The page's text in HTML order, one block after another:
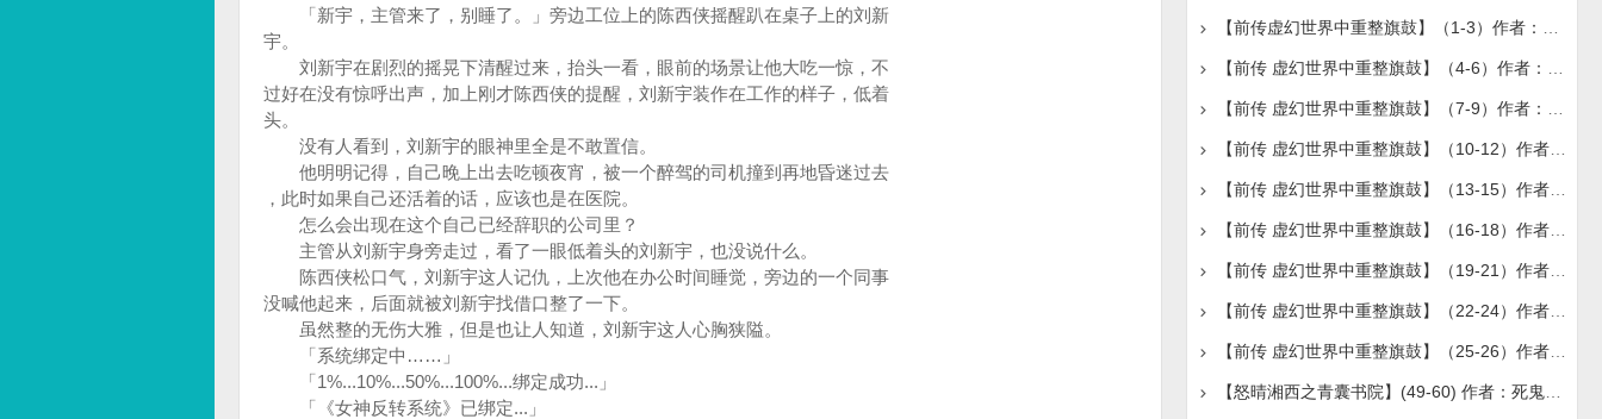
「新宇，主管来了，别睡了。」旁边工位上的陈西侠摇醒趴在桌子上的刘新
宇。
刘新宇在剧烈的摇晃下清醒过来，抬头一看，眼前的场景让他大吃一惊，不
过好在没有惊呼出声，加上刚才陈西侠的提醒，刘新宇装作在工作的样子，低着
头。
没有人看到，刘新宇的眼神里全是不敢置信。
他明明记得，自己晚上出去吃顿夜宵，被一个醉驾的司机撞到再地昏迷过去
，此时如果自己还活着的话，应该也是在医院。
怎么会出现在这个自己已经辞职的公司里？
主管从刘新宇身旁走过，看了一眼低着头的刘新宇，也没说什么。
陈西侠松口气，刘新宇这人记仇，上次他在办公时间睡觉，旁边的一个同事
没喊他起来，后面就被刘新宇找借口整了一下。
虽然整的无伤大雅，但是也让人知道，刘新宇这人心胸狭隘。
「系统绑定中……」
「1%...10%...50%...100%...绑定成功...」
「《女神反转系统》已绑定...」
【前传 虚幻世界中重整旗鼓】（10-12）作者：真瑞
【前传 虚幻世界中重整旗鼓】（13-15）作者：真瑞
【前传 虚幻世界中重整旗鼓】（16-18）作者：真瑞
【前传 虚幻世界中重整旗鼓】（19-21）作者：真瑞
【前传 虚幻世界中重整旗鼓】（22-24）作者：真瑞
【前传 虚幻世界中重整旗鼓】（25-26）作者：真瑞
【怒晴湘西之青囊书院】(49-60) 作者：死鬼吹灯